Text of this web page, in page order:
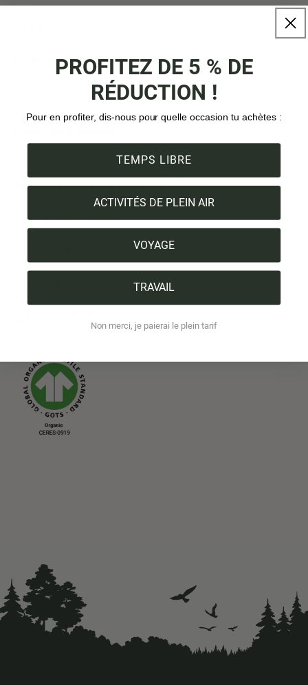
Producteur & origine
Certificat d'arbre
Tous les points forts en un coup d'œil :
1 produit = 1 arbre
PROFITEZ DE 5 % DE
RÉDUCTION !
Pour en profiter, dis-nous pour quelle occasion tu achètes :
TEMPS LIBRE
ACTIVITÉS DE PLEIN AIR
VOYAGE
TRAVAIL
Non merci, je paierai le plein tarif